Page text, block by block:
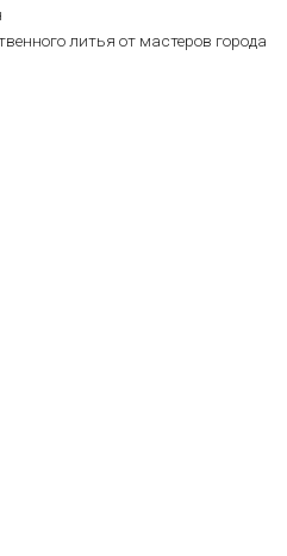
литья от мастеров города